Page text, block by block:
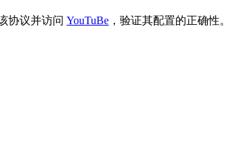
协议并访问 YouTuBe ，验证其配置的正确性。